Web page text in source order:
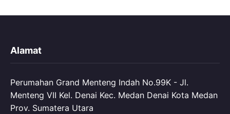
Alamat
Perumahan Grand Menteng Indah No.99K - Jl.
Menteng VII Kel. Denai Kec. Medan Denai Kota Medan
Prov. Sumatera Utara